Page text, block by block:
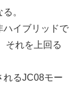
。
ハイブリッドで
それを上回る
れるJC08モー